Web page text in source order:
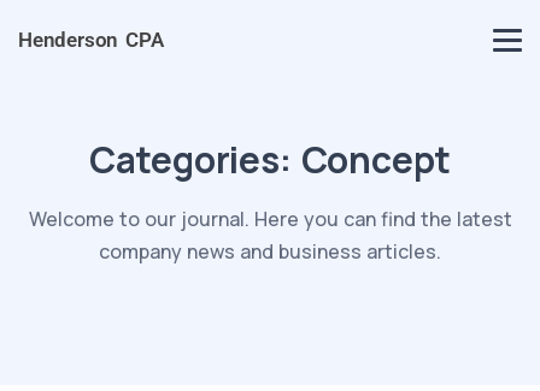
Henderson CPA
Categories: Concept
Welcome to our journal. Here you can find the latest
company news and business articles.